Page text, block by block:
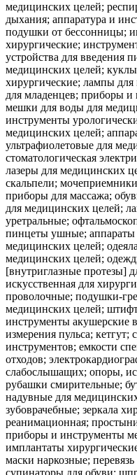
медицинских целей;
дыхания; аппаратура и
подушки от бессонницы;
хирургические;
устройства для введения
медицинских целей;
хирургические; лампы
для младенцев; приборы
мешки для воды для
инструменты
медицинских целей;
ультрафиолетовые для
стоматологическая
лазеры для медицинских
скальпели;
приборы для массажа;
для медицинских целей;
уретральные;
пинцеты ушные; аппараты
медицинских целей;
медицинских целей;
[внутриглазные протезы]
искусственная для
проволочные; подушки-
медицинских целей;
инструменты акушерские
измерения пульса;
инструментов; емкости
отходов;
слабослышащих; опоры,
рубашки смирительные;
надувные для
зубоврачебные; зеркала
реанимационная;
приборы и инструменты
имплантаты
маски наркозные;
супинаторы для обуви;